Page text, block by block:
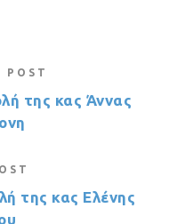
POST
της κας Άννας
της κας Ελένης